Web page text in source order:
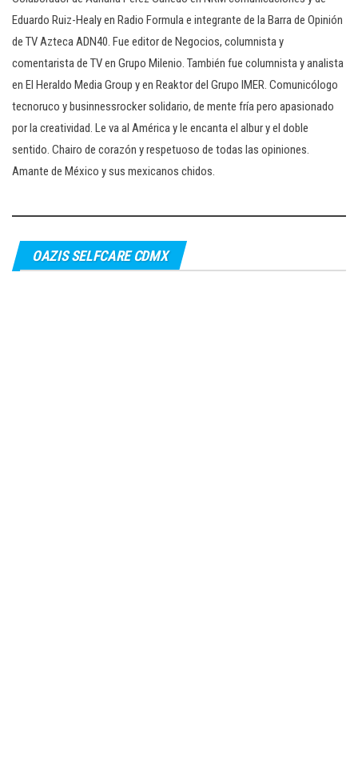
Eduardo Ruiz-Healy en Radio Formula e integrante de la Barra de Opinión
de TV Azteca ADN40. Fue editor de Negocios, columnista y
comentarista de TV en Grupo Milenio. También fue columnista y analista
en El Heraldo Media Group y en Reaktor del Grupo IMER. Comunicólogo
tecnoruco y businnessrocker solidario, de mente fría pero apasionado
por la creatividad. Le va al América y le encanta el albur y el doble
sentido. Chairo de corazón y respetuoso de todas las opiniones.
Amante de México y sus mexicanos chidos.
OAZIS SELFCARE CDMX